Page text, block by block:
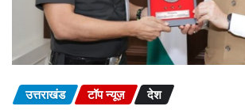
उत्तराखंड टॉप न्यूज़ देश